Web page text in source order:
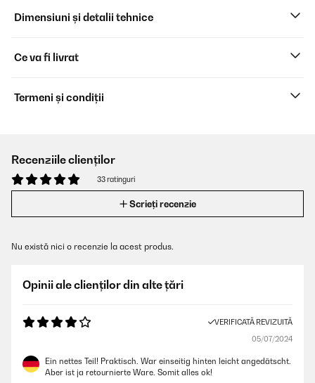
Dimensiuni și detalii tehnice
Ce va fi livrat
Termeni și condiții
Recenziile clienților
33 ratinguri
Scrieți recenzie
Nu există nici o recenzie la acest produs.
Opinii ale clienților din alte țări
VERIFICATĂ REVIZUITĂ
05/07/2024
Ein nettes Teil! Praktisch. War einseitig hinten leicht angedätscht.
Aber ist ja retournierte Ware. Somit alles ok!